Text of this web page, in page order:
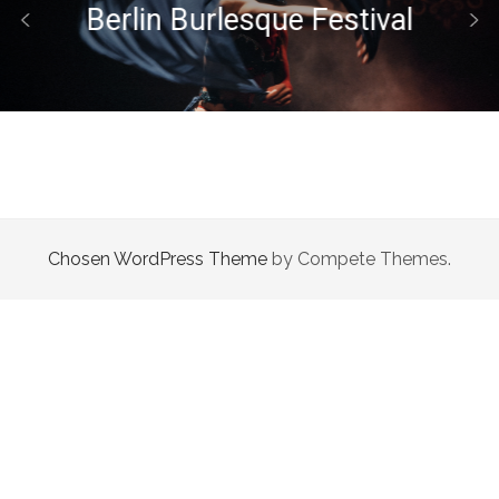
Berlin Burlesque Festival
Chosen WordPress Theme by Compete Themes.